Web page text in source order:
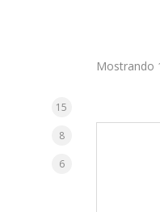
15
8
6
Mostrando